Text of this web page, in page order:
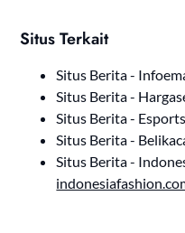
Situs Terkait
Situs Berita -
Situs Berita -
Situs Berita -
Situs Berita -
Situs Berita -